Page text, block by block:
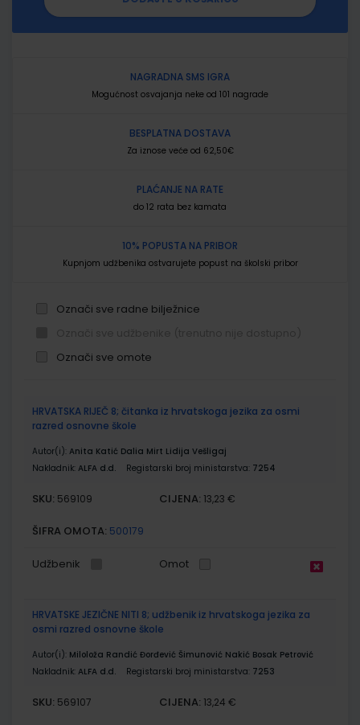
NAGRADNA SMS IGRA
Mogućnost osvajanja neke od 101 nagrade
BESPLATNA DOSTAVA
Za iznose veće od 62,50€
PLAĆANJE NA RATE
do 12 rata bez kamata
10% POPUSTA NA PRIBOR
Kupnjom udžbenika ostvarujete popust na školski pribor
Označi sve radne bilježnice
Označi sve omote
proizvodi
HRVATSKA RIJEČ 8; čitanka iz hrvatskoga jezika za osmi
razred osnovne škole
Autor(i): Anita Katić Dalia Mirt Lidija Vešligaj
Nakladnik: ALFA d.d. Registarski broj ministarstva: 7254
SKU: 569109 CIJENA: 13,23 €
ŠIFRA OMOTA: 500179
Udžbenik Omot
HRVATSKE JEZIČNE NITI 8; udžbenik iz hrvatskoga jezika za
osmi razred osnovne škole
Autor(i): Miloloža Randić Đorđević Šimunović Nakić Bosak Petrović
Nakladnik: ALFA d.d. Registarski broj ministarstva: 7253
SKU: 569107 CIJENA: 13,24 €